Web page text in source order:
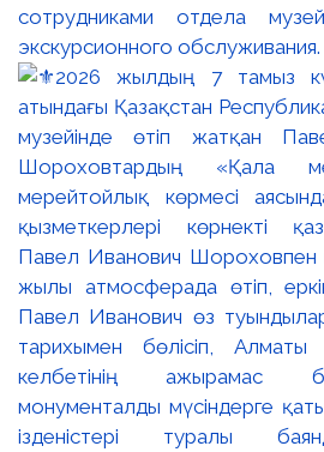
сотрудниками отдела
экскурсионного обслуживания.